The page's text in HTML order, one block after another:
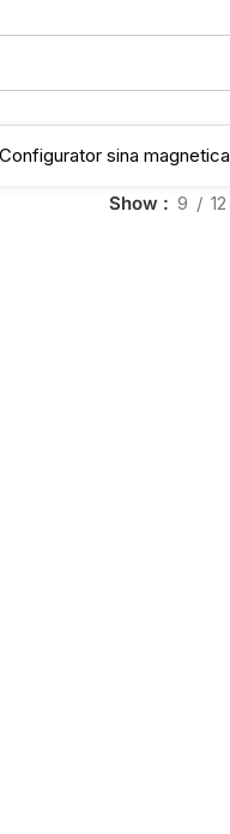
Configurator sina magnetica
Show 9 12